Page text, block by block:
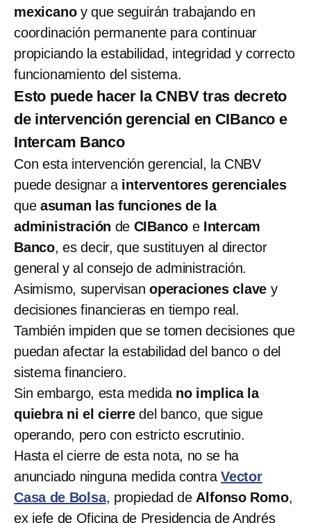
mexicanoy que seguirán trabajando en
coordinación permanente para continuar
propiciando la estabilidad, integridad y correcto
funcionamiento del sistema.
Esto puede hacer la CNBV tras decreto
de intervención gerencial en CIBanco e
Intercam Banco
Con esta intervención gerencial, la CNBV
puede designar a interventores gerenciales
que asuman las funciones de la
administración de CIBanco eIntercam
Banco, es decir, que sustituyen al director
general y al consejo de administración.
Asimismo, supervisan operaciones clave y
decisiones financieras en tiempo real.
También impiden que se tomen decisiones que
puedan afectar la estabilidad del banco o del
sistema financiero.
Sin embargo, esta medida no implica la
quiebra ni el cierredel banco, que sigue
operando, pero con estricto escrutinio.
Hasta el cierre de esta nota, no se ha
anunciado ninguna medida contra Vector
Casa de Bolsa, propiedad de Alfonso Romo,
ex jefe de Oficina de Presidencia de Andrés